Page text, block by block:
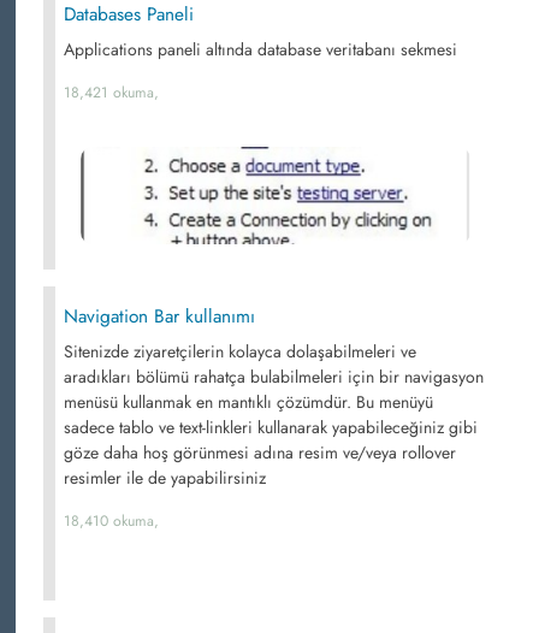
Databases Paneli
Applications paneli altında database veritabanı sekmesi
18,421 okuma,
Navigation Bar kullanımı
Sitenizde ziyaretçilerin kolayca dolaşabilmeleri ve
aradıkları bölümü rahatça bulabilmeleri için bir navigasyon
menüsü kullanmak en mantıklı çözümdür. Bu menüyü
sadece tablo ve text-linkleri kullanarak yapabileceğiniz gibi
göze daha hoş görünmesi adına resim ve/veya rollover
resimler ile de yapabilirsiniz
18,410 okuma,